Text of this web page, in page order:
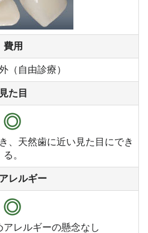
費用
（自由診療）
見た目
◎
、天然歯に近い見た目にでき
る。
レルギー
◎
レルギーの懸念なし